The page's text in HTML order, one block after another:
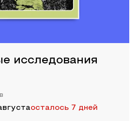
исследования
осталось 7 дней